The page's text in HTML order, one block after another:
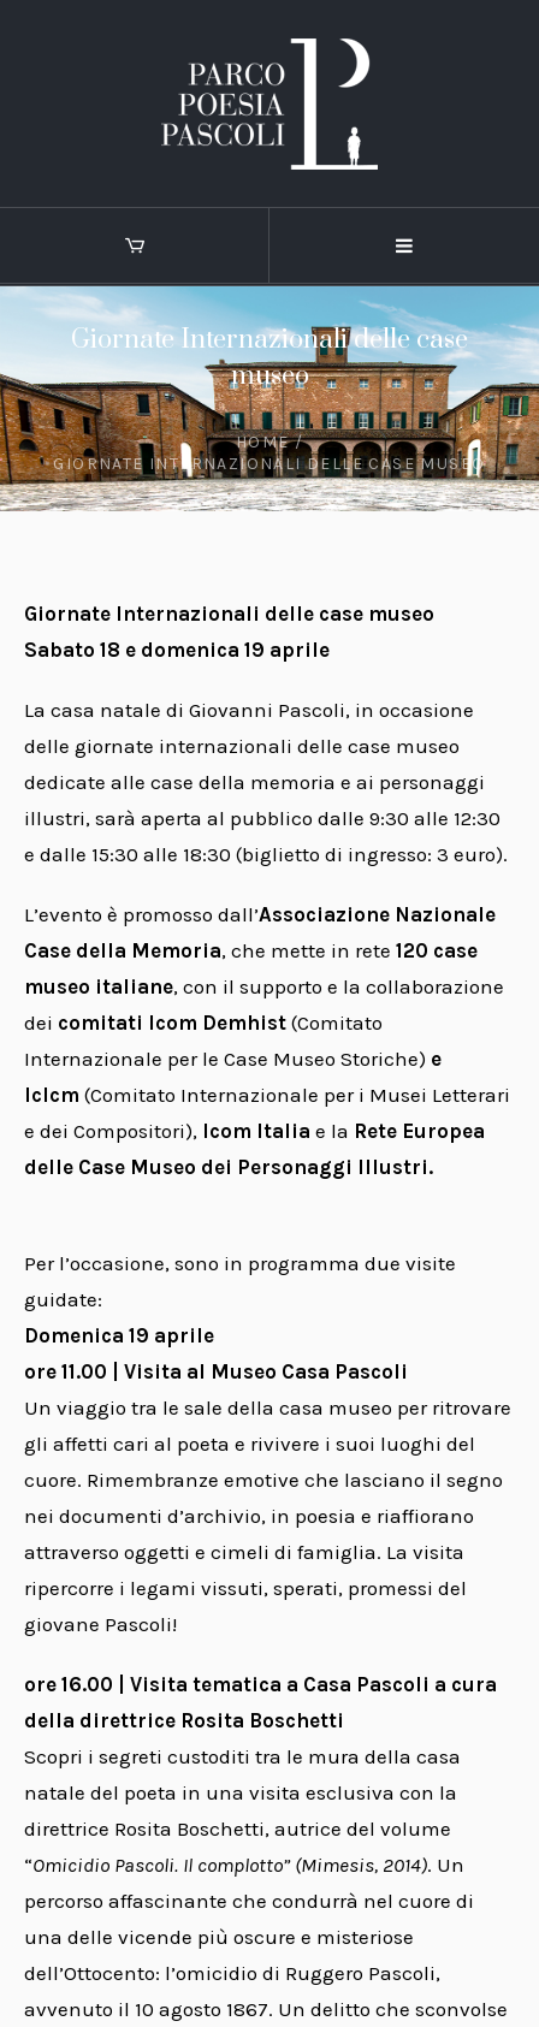
Giornate Internazionali delle case
museo
HOME /
GIORNATE INTERNAZIONALI DELLE CASE MUSEO
Giornate Internazionali delle case museo
Sabato 18 e domenica 19 aprile
La casa natale di Giovanni Pascoli, in occasione
delle giornate internazionali delle case museo
dedicate alle case della memoria e ai personaggi
illustri, sarà aperta al pubblico dalle 9:30 alle 12:30
e dalle 15:30 alle 18:30 (biglietto di ingresso: 3 euro).
L’evento è promosso dall’Associazione Nazionale
Case della Memoria, che mette in rete 120 case
museo italiane, con il supporto e la collaborazione
dei comitati Icom Demhist (Comitato
Internazionale per le Case Museo Storiche) e
Iclcm (Comitato Internazionale per i Musei Letterari
e dei Compositori), Icom Italia e la Rete Europea
delle Case Museo dei Personaggi Illustri.
Per l’occasione, sono in programma due visite
guidate:
Domenica 19 aprile
ore 11.00 | Visita al Museo Casa Pascoli
Un viaggio tra le sale della casa museo per ritrovare
gli affetti cari al poeta e rivivere i suoi luoghi del
cuore. Rimembranze emotive che lasciano il segno
nei documenti d’archivio, in poesia e riaffiorano
attraverso oggetti e cimeli di famiglia. La visita
ripercorre i legami vissuti, sperati, promessi del
giovane Pascoli!
ore 16.00 | Visita tematica a Casa Pascoli a cura
della direttrice Rosita Boschetti
Scopri i segreti custoditi tra le mura della casa
natale del poeta in una visita esclusiva con la
direttrice Rosita Boschetti, autrice del volume
“Omicidio Pascoli. Il complotto” (Mimesis, 2014). Un
percorso affascinante che condurrà nel cuore di
una delle vicende più oscure e misteriose
dell’Ottocento: l’omicidio di Ruggero Pascoli,
avvenuto il 10 agosto 1867. Un delitto che sconvolse